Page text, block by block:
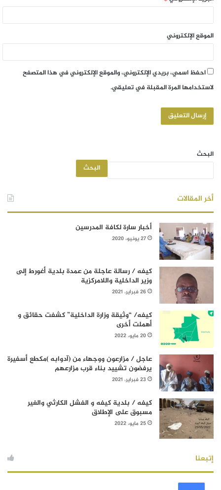
الموقع الإلكتروني
احفظ اسمي، بريدي الإلكتروني، والموقع الإلكتروني في هذا المتصفح
لاستخدامها المرة المقبلة في تعليقي.
البحث
البحث
أخر المقالات
أخبار سارة لكافة المدرسين
27 يونيو، 2020
كيفه / رسالة عاجلة من عمدة بلدية أغورط إلى
وزير الداخلية واللامركزية
26 فبراير، 2021
كيفه/ “وثيقة وزارة الداخلية” كشفت حقائق و
أهملت أخرى
20 مايو، 2022
عاجل / مزارعون ووجهاء من (آدوابه )مكطع أسفيرة
يرفضون تشييد بناء قرب مزارعهم
23 فبراير، 2021
كيفه / بلدية كيفه و الفشل الكارثي والغير
مسبوق على الإطلاق
25 مايو، 2022
إتبعنا